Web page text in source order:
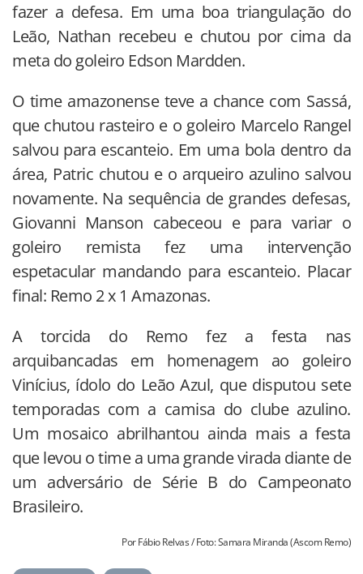
fazer a defesa. Em uma boa triangulação do
Leão, Nathan recebeu e chutou por cima da
meta do goleiro Edson Mardden.
O time amazonense teve a chance com Sassá,
que chutou rasteiro e o goleiro Marcelo Rangel
salvou para escanteio. Em uma bola dentro da
área, Patric chutou e o arqueiro azulino salvou
novamente. Na sequência de grandes defesas,
Giovanni Manson cabeceou e para variar o
goleiro remista fez uma intervenção
espetacular mandando para escanteio. Placar
final: Remo 2 x 1 Amazonas.
A torcida do Remo fez a festa nas
arquibancadas em homenagem ao goleiro
Vinícius, ídolo do Leão Azul, que disputou sete
temporadas com a camisa do clube azulino.
Um mosaico abrilhantou ainda mais a festa
que levou o time a uma grande virada diante de
um adversário de Série B do Campeonato
Brasileiro.
Por Fábio Relvas / Foto: Samara Miranda (Ascom Remo)